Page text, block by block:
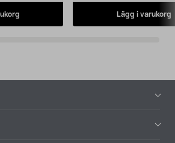
Lägg i varukorg